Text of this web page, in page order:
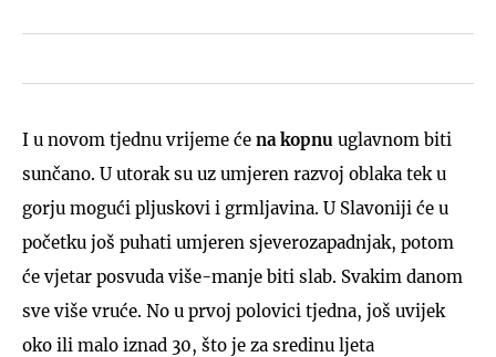
I u novom tjednu vrijeme će na kopnu uglavnom biti
sunčano. U utorak su uz umjeren razvoj oblaka tek u
gorju mogući pljuskovi i grmljavina. U Slavoniji će u
početku još puhati umjeren sjeverozapadnjak, potom
će vjetar posvuda više-manje biti slab. Svakim danom
sve više vruće. No u prvoj polovici tjedna, još uvijek
oko ili malo iznad 30, što je za sredinu ljeta